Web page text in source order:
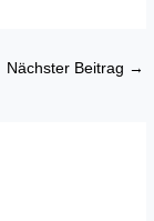
Nächster Beitrag →